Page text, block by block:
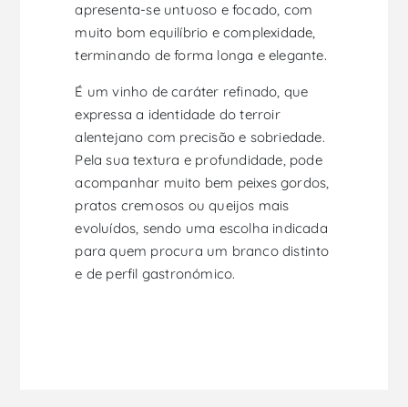
apresenta-se untuoso e focado, com
muito bom equilíbrio e complexidade,
terminando de forma longa e elegante.
É um vinho de caráter refinado, que
expressa a identidade do terroir
alentejano com precisão e sobriedade.
Pela sua textura e profundidade, pode
acompanhar muito bem peixes gordos,
pratos cremosos ou queijos mais
evoluídos, sendo uma escolha indicada
para quem procura um branco distinto
e de perfil gastronómico.